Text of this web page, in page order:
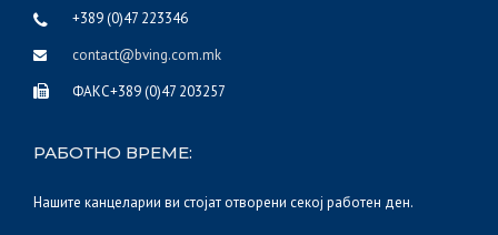
+389 (0)47 223346
contact@bving.com.mk
ФАКС+389 (0)47 203257
РАБОТНО ВРЕМЕ:
Нашите канцеларии ви стојат отворени секој работен ден.